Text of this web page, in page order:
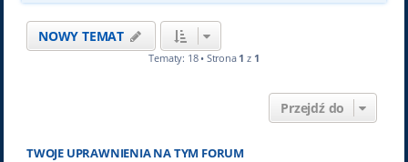
NOWY TEMAT
Tematy: 18 • Strona 1 z 1
Przejdź do
TWOJE UPRAWNIENIA NA TYM FORUM